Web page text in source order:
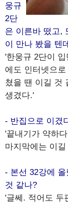
웅규
2단
은 이른바 떴고,
이 만나 봤을 텐
'한웅규 2단이
에도 인터넷으
쳤을 땐 이길 것
생겼다.'
- 반집으로 이겼
'끝내기가 약하
마지막에는 이
- 본선 32강에
것 같나?
'글쎄. 적어도 두